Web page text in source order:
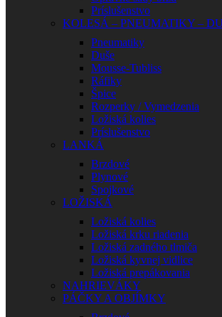
Príslušenstvo
KOLESÁ – PNEUMATIKY –
Pneumatiky
Duše
Mousse-Tubliss
Ráfiky
Špice
Rozperky / Vymedzenia
Ložiská kolies
Príslušenstvo
LANKÁ
Brzdové
Plynové
Spojkové
LOŽISKÁ
Ložiská kolies
Ložiská krku riadenia
Ložiská zadného tlmiča
Ložiská kyvnej vidlice
Ložiská prepákovania
NAHRIEVÁKY
PÁČKY A OBJÍMKY